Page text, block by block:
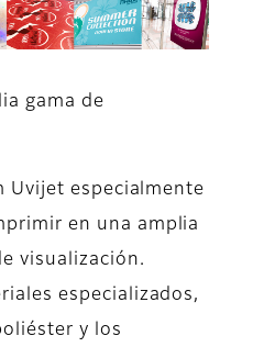
gama de
Uvijet especialmente
en una amplia
visualización.
especializados,
y los